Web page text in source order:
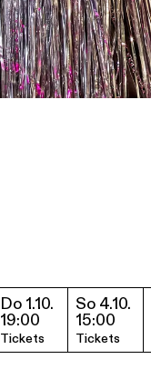
Termine & Tickets
Do 1.10.
19:00
Tickets
So 4.10.
15:00
Tickets